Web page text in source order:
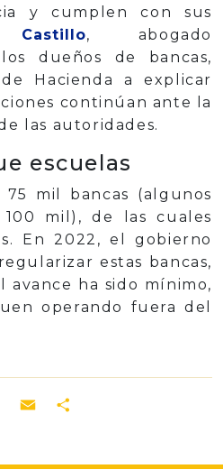
y cumplen con sus
, abogado
dueños de bancas,
Hacienda a explicar
continúan ante la
las autoridades.
escuelas
mil bancas (algunos
mil), de las cuales
En 2022, el gobierno
estas bancas,
avance ha sido mínimo,
operando fuera del
WhatsApp
Email